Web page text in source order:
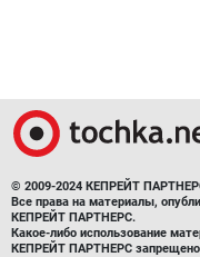
© 2009-2024 КЕПРЕЙТ
Все права на материалы,
КЕПРЕЙТ ПАРТНЕРС.
Какое-либо использование
КЕПРЕЙТ ПАРТНЕРС